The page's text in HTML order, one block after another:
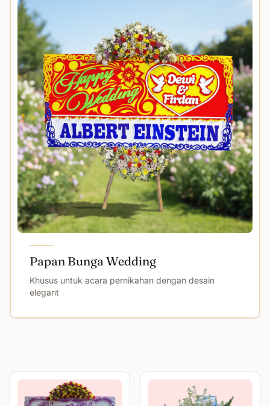
Papan Bunga Wedding
Khusus untuk acara pernikahan dengan desain
elegant